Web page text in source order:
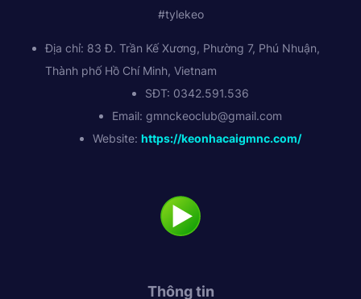
#tylekeo
Địa chỉ: 83 Đ. Trần Kế Xương, Phường 7, Phú Nhuận,
Thành phố Hồ Chí Minh, Vietnam
SĐT: 0342.591.536
Email: gmnckeoclub@gmail.com
Website: https://keonhacaigmnc.com/
Thông tin